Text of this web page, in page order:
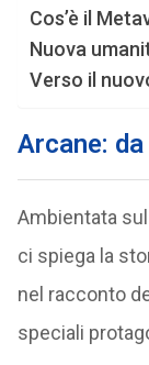
Cos’è il
Nuova
Verso il
Arcane:
Ambientata
ci spiega la
nel racconto
speciali